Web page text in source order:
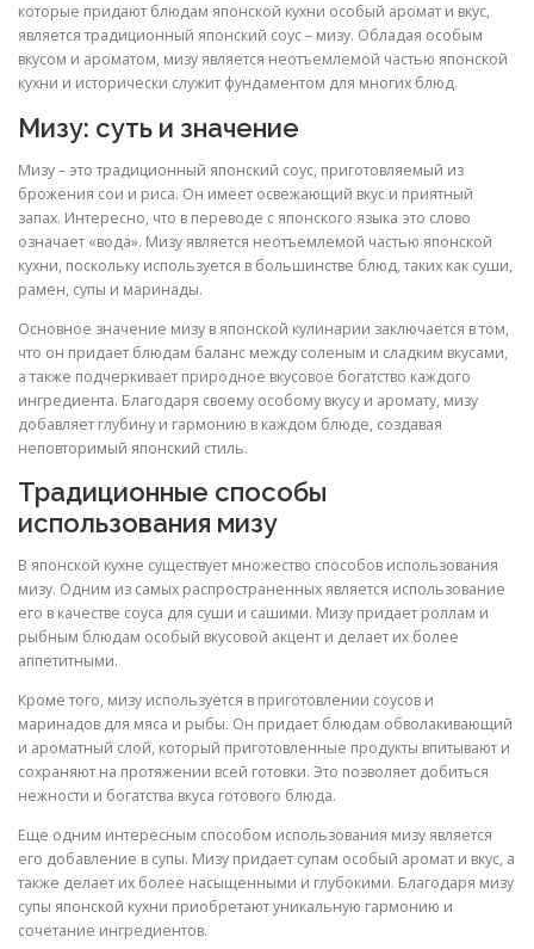
которые придают блюдам японской кухни особый аромат и вкус,
является традиционный японский соус – мизу. Обладая особым
вкусом и ароматом, мизу является неотъемлемой частью японской
кухни и исторически служит фундаментом для многих блюд.
Мизу: суть и значение
Мизу – это традиционный японский соус, приготовляемый из
брожения сои и риса. Он имеет освежающий вкус и приятный
запах. Интересно, что в переводе с японского языка это слово
означает «вода». Мизу является неотъемлемой частью японской
кухни, поскольку используется в большинстве блюд, таких как суши,
рамен, супы и маринады.
Основное значение мизу в японской кулинарии заключается в том,
что он придает блюдам баланс между соленым и сладким вкусами,
а также подчеркивает природное вкусовое богатство каждого
ингредиента. Благодаря своему особому вкусу и аромату, мизу
добавляет глубину и гармонию в каждом блюде, создавая
неповторимый японский стиль.
Традиционные способы
использования мизу
В японской кухне существует множество способов использования
мизу. Одним из самых распространенных является использование
его в качестве соуса для суши и сашими. Мизу придает роллам и
рыбным блюдам особый вкусовой акцент и делает их более
аппетитными.
Кроме того, мизу используется в приготовлении соусов и
маринадов для мяса и рыбы. Он придает блюдам обволакивающий
и ароматный слой, который приготовленные продукты впитывают и
сохраняют на протяжении всей готовки. Это позволяет добиться
нежности и богатства вкуса готового блюда.
Еще одним интересным способом использования мизу является
его добавление в супы. Мизу придает супам особый аромат и вкус, а
также делает их более насыщенными и глубокими. Благодаря мизу
супы японской кухни приобретают уникальную гармонию и
сочетание ингредиентов.